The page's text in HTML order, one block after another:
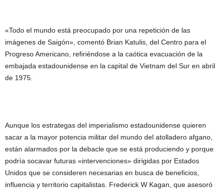
«Todo el mundo está preocupado por una repetición de las
imágenes de Saigón», comentó Brian Katulis, del Centro para el
Progreso Americano, refiriéndose a la caótica evacuación de la
embajada estadounidense en la capital de Vietnam del Sur en abril
de 1975.
Aunque los estrategas del imperialismo estadounidense quieren
sacar a la mayor potencia militar del mundo del atolladero afgano,
están alarmados por la debacle que se está produciendo y porque
podría socavar futuras «intervenciones» dirigidas por Estados
Unidos que se consideren necesarias en busca de beneficios,
influencia y territorio capitalistas. Frederick W Kagan, que asesoró